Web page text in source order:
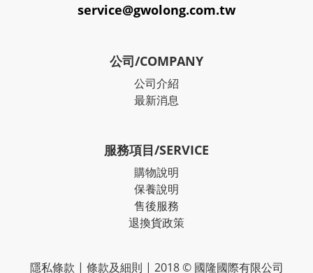
service@gwolong.com.tw
公司/COMPANY
公司介紹
最新消息
服務項目/SERVICE
購物說明
保養說明
售後服務
退換貨政策
隱私條款 | 條款及細則 | 2018 © 國隆國際有限公司